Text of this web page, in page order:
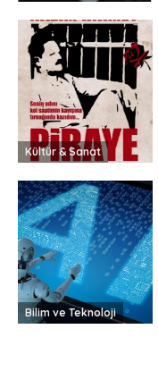
Kültür & Sanat
Bilim ve Teknoloji